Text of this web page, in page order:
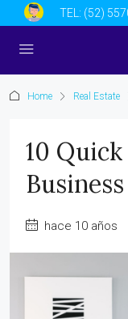
TEL: (52)
Home Real Estate
10
hace 10 años